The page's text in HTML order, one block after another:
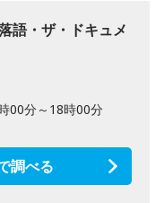
語・ザ・ドキュメ
00分～18時00分
調べる